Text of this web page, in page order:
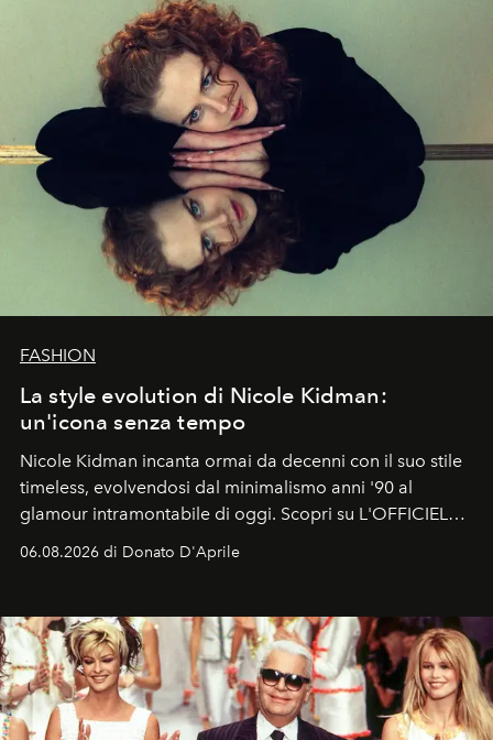
FASHION
La style evolution di Nicole Kidman:
un'icona senza tempo
Nicole Kidman incanta ormai da decenni con il suo stile
timeless, evolvendosi dal minimalismo anni '90 al
glamour intramontabile di oggi. Scopri su L'OFFICIEL
Italia la sua style evolution.
06.08.2026 di Donato D'Aprile